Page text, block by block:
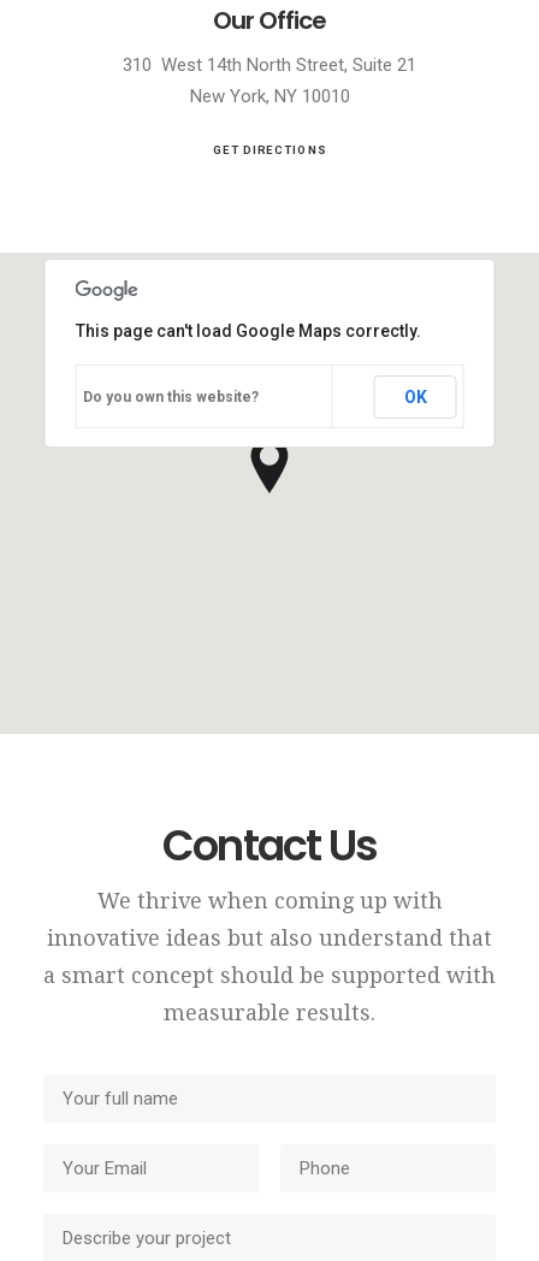
Our Office
310 West 14th North Street, Suite 21
New York, NY 10010
GET DIRECTIONS
This page can't load Google Maps correctly.
Do you own this website? OK
Contact Us
We thrive when coming up with
innovative ideas but also understand that
a smart concept should be supported with
measurable results.